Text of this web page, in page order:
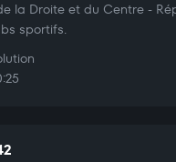
la Droite et du Centre -
sportifs.